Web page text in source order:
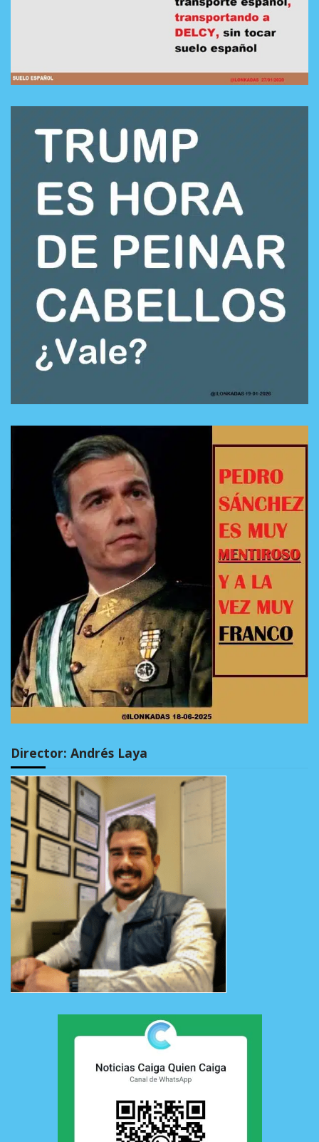
Director: Andrés Laya